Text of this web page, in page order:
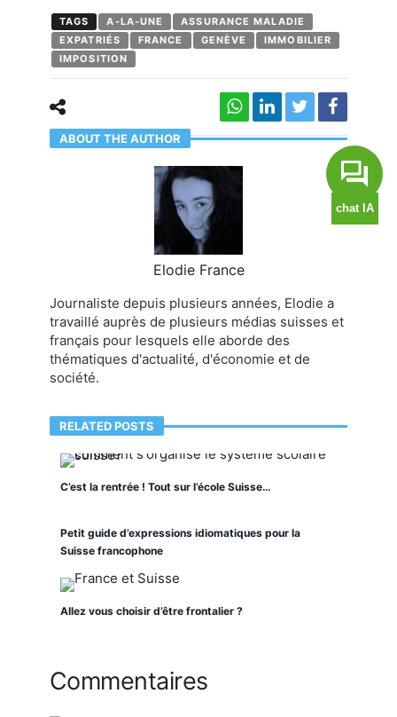
TAGS A-LA-UNE
ASSURANCE MALADIE
EXPATRIÉS
FRANCE GENÈVE
IMMOBILIER
IMPOSITION
ABOUT THE AUTHOR
Elodie France
Journaliste depuis plusieurs années, Elodie a
travaillé auprès de plusieurs médias suisses et
français pour lesquels elle aborde des
thématiques d'actualité, d'économie et de
société.
RELATED POSTS
C’est la rentrée ! Tout sur l’école Suisse…
Petit guide d’expressions idiomatiques pour la
Suisse francophone
Allez vous choisir d’être frontalier ?
Commentaires